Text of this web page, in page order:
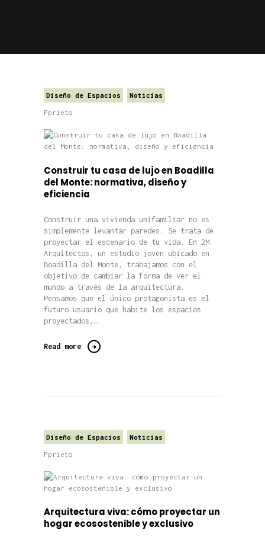
Diseño de Espacios Noticias
Pprieto
Construir tu casa de lujo en Boadilla
del Monte: normativa, diseño y
eficiencia
Construir una vivienda unifamiliar no es
simplemente levantar paredes. Se trata de
proyectar el escenario de tu vida. En 2M
Arquitectos, un estudio joven ubicado en
Boadilla del Monte, trabajamos con el
objetivo de cambiar la forma de ver el
mundo a través de la arquitectura.
Pensamos que el único protagonista es el
futuro usuario que habite los espacios
proyectados,…
Read more
Diseño de Espacios Noticias
Pprieto
Arquitectura viva: cómo proyectar un
hogar ecosostenible y exclusivo